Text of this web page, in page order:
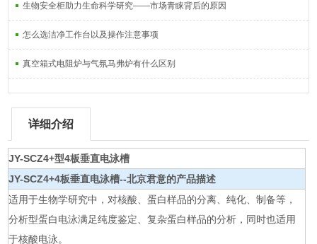
生物安全柜助力生命科学研究——市场青睐背后的原因
怎么选洁净工作台以及操作注意事项
真空箱式电阻炉与气氛马弗炉有什么区别
详细介绍
JY-SCZ4+型4板垂直电泳槽
JY-SCZ4+4板垂直电泳槽--北京君意的产品描述
适用于生物学研究中，对核酸、蛋白样品的分离、纯化、制备等，
分析型蛋白电泳满足纯度鉴定、复杂蛋白样品的分析，同时也适用
于核酸电泳。